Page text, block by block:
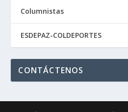
Columnistas
ESDEPAZ-COLDEPORTES
CONTÁCTENOS